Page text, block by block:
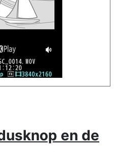
en de